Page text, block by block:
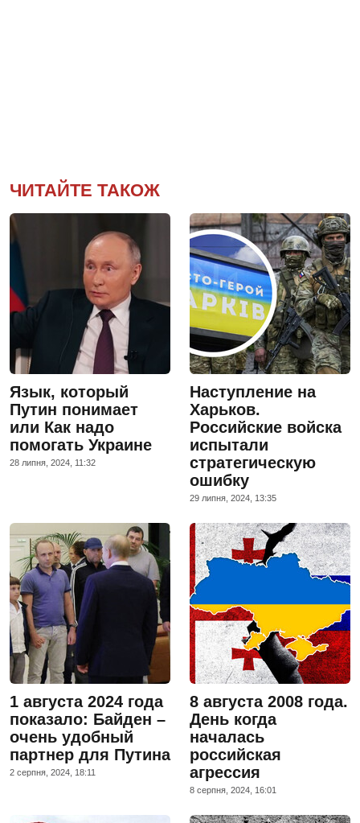
ЧИТАЙТЕ ТАКОЖ
Язык, который
Путин понимает
или Как надо
помогать Украине
28 липня, 2024, 11:32
Наступление на
Харьков.
Российские войска
испытали
стратегическую
ошибку
29 липня, 2024, 13:35
1 августа 2024 года
показало: Байден –
очень удобный
партнер для Путина
2 серпня, 2024, 18:11
8 августа 2008 года.
День когда
началась
российская
агрессия
8 серпня, 2024, 16:01